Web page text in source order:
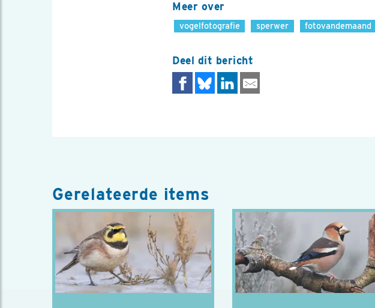
Meer over
vogelfotografie sperwer fotovandemaand
Deel dit bericht
Gerelateerde items